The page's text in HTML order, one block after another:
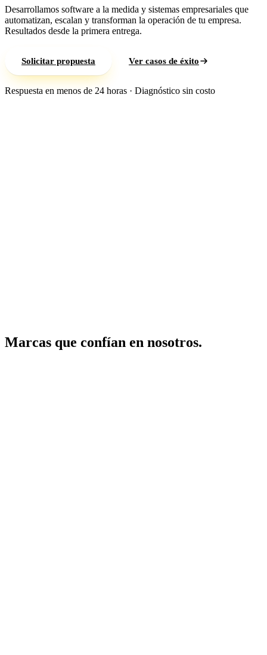
Desarrollamos software a la medida y sistemas empresariales que
automatizan, escalan y transforman la operación de tu empresa.
Resultados desde la primera entrega.
Solicitar propuesta Ver casos de éxito
Respuesta en menos de 24 horas · Diagnóstico sin costo
Marcas que confían en nosotros.